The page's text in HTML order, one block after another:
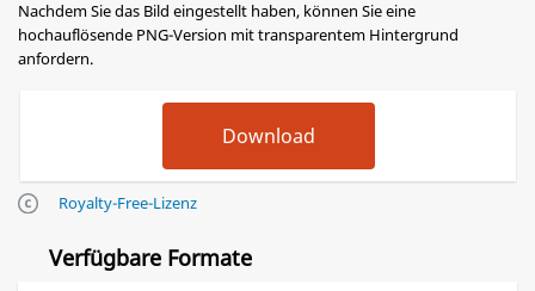
Nachdem Sie das Bild eingestellt haben, können Sie eine
hochauflösende PNG-Version mit transparentem Hintergrund
anfordern.
Royalty-Free-Lizenz
Verfügbare Formate